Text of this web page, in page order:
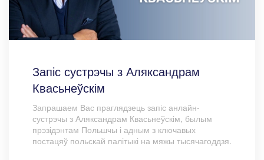
Запіс сустрэчы з Аляксандрам
Квасьнеўскім
Запрашаем Вас праглядзець запіс анлайн-
сустрэчы з Аляксандрам Квасьнеўскім, былым
прэзідэнтам Польшчы і адным з ключавых
постацяў польскай палітыкі на мяжы тысячагоддзя.